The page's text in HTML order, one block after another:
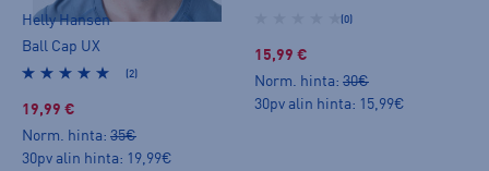
Helly Hansen
Ball Cap UX
(2)
19,99 €
Norm. hinta: 35€
30pv alin hinta: 19,99€
(0)
15,99 €
Norm. hinta: 30€
30pv alin hinta: 15,99€